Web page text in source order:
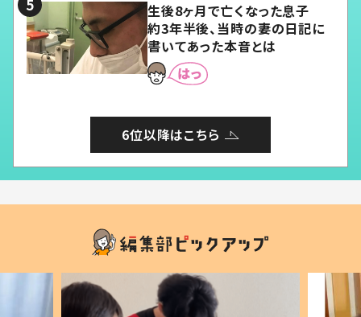
生後8ヶ月で亡くなった息子
約3年半後、当時の妻の日記に
書いてあった本音とは
6位以降はこちら